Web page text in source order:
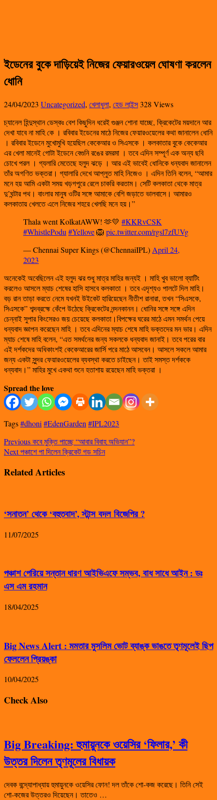
ইডেনের বুকে দাড়িয়েই নিজের ফেয়ারওয়েল ঘোষণা করলেন
ধোনি
24/04/2023 Uncategorized, খেলাধুলা, হেড লাইন্স328 Views
চ্যানেল হিন্দুস্থান ডেস্কঃ বেশ কিছুদিন ধরেই গুঞ্জন শোনা যাচ্ছে, ক্রিকেটের ময়দানে আর
দেখা যাবে না মাহি কে । রবিবার ইডেনের মাঠে নিজের ফেয়ারওয়েলের কথা জানালেন ধোনি
। রবিবার ইডেনে মুখোমুখি হয়েছিল কেকেআর ও সিএসকে । কলকাতার বুকে কেকেআর
এর খেলা মানেই গোটা ইডেনে বেগুনি রঙের রমরমা । তবে এদিন সম্পূর্ণ এক অন্য ছবি
চোখে পরল । গ্যলারি মেতেছে হলুদ ঝড়ে । আর এই ভাবেই ধোনিকে ধন্যবাদ জানালেন
তাঁর অগণিত ভক্তরা। গ্যালারি দেখে আপ্লুত মাহি নিজেও । এদিন তিনি বলেন, “আমার
মনে হয় আমি একটা সময় খড়গপুরে রেলে চাকরি করতাম। সেটি কলকাতা থেকে মাত্র
দু’ঘন্টার পথ। বাংলার মানুষ ওটির সঙ্গে আমাকে বেশি জড়াতে ভালবাসে। আমারও
কলকাতায় খেলতে এলে নিজের শহরে খেলছি মনে হয়।”
Thala went KolkatAWW! 🫶💛 #KKRvCSK
#WhistlePodu #Yellove🦁 pic.twitter.com/rgsl7zfUVg
— Chennai Super Kings (@ChennaiIPL) April 24,
2023
অনেকেই অবেছিলেন এই হলুদ ঝর শুধু মাত্র মাহির জন্যই । মাহি খুব ভালো ব্যাটিং
করলেও আসলে ম্যাচ শেষের হাসি হাসবে কলকাতা । তবে এদৃশ্যও পালটে দিল মাহি।
বড় রান তাড়া করতে নেমে যখনই উইকেট হারিয়েছেন নীতীশ রানারা, তখন “সিএসকে,
সিএসকে” শব্দব্রহ্মে কেঁপে উঠেছে ক্রিকেটের নন্দনকানন। ধোনির সঙ্গে সঙ্গে এদিন
চেন্নাই সুপার কিংসেরও জয় চেয়েছে কলকাতা।বিপক্ষের ঘরের মাঠে এমন সমর্থন পেয়ে
ধন্যবাদ জ্ঞাপন করেছেন মাহি । তবে এদিনের ম্যাচ শেষে মাহি ভক্তদের মন ভার। এদিন
ম্যাচ শেষে মাহি বলেন, “এত সমর্থনের জন্য সকলকে ধন্যবাদ জানাই। তবে পরের বার
এই দর্শকদের অধিকাংশই কেকেআরের জার্সি পরে মাঠে আসবেন। আসলে সকলে আমার
জন্য একটা সুন্দর ফেয়ারওয়েলের ব্যবস্থা করতে চাইছেন। তাই সমস্ত দর্শককে
ধন্যবাদ।” মাহির মুখে একথা শুনে হতাশায় রয়েছেন মাহি ভক্তরা ।
Spread the love
Tags#dhoni #EdenGarden #IPL2023
Previousকবে মুক্তি পাচ্ছে “আবার বিবাহ অভিযান”?
Nextপঞ্চাশে পা দিলেন ক্রিকেট গড সচিন
Related Articles
‘সনাতন’ থেকে ‘বহুতবাদ’, স্টান্স বদল বিজেপির ?
11/07/2025
পঞ্চাশ পেরিয়ে সন্তান ধারণ আইভিএফে সম্ভব, বাধ সাধে আইন : ডঃ
এস এম রহমান
18/04/2025
Big News Alert : মমতার মুসলিম ভোট ব্যাঙ্ক ভাঙতে তৃণমূলেই ছিপ
ফেললেন প্রিয়ঙ্কা
10/04/2025
Check Also
Big Breaking: হুমায়ুনকে ওয়েসির ‘ফিলার,’ কী
উত্তর দিলেন তৃণমূলের বিধায়ক
দেবক বন্দ্যোপাধ্যায় হুমায়ুনকে ওয়েসির ফোন! দল তাঁকে শো-কজ করেছে। তিনি সেই
শো-কজের উত্তরও দিয়েছেন। তাতেও …